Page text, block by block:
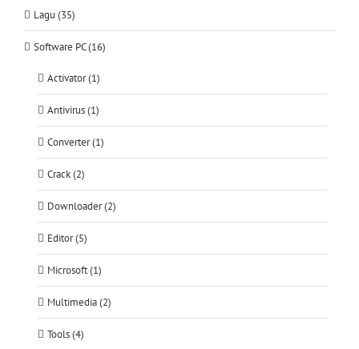
Lagu (35)
Software PC (16)
Activator (1)
Antivirus (1)
Converter (1)
Crack (2)
Downloader (2)
Editor (5)
Microsoft (1)
Multimedia (2)
Tools (4)